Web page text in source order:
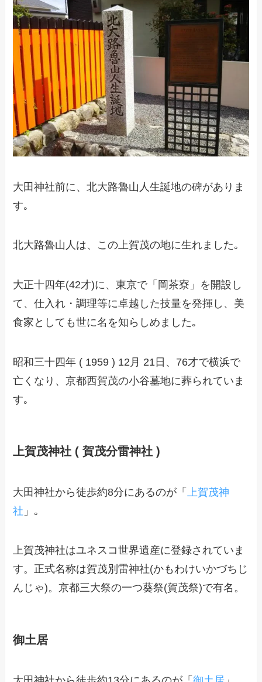
大田神社前に、北大路魯山人生誕地の碑がありま
す｡
北大路魯山人は、この上賀茂の地に生れました｡
大正十四年(42才)に、東京で「岡茶寮」を開設し
て、仕入れ・調理等に卓越した技量を発揮し、美
食家としても世に名を知らしめました｡
昭和三十四年 ( 1959 ) 12月 21日、76才で横浜で
亡くなり、京都西賀茂の小谷墓地に葬られていま
す｡
上賀茂神社 ( 賀茂分雷神社 )
大田神社から徒歩約8分にあるのが「
上賀茂神
社 」｡
上賀茂神社はユネスコ世界遺産に登録されていま
す。正式名称は賀茂別雷神社(かもわけいかづちじ
んじゃ)。京都三大祭の一つ葵祭(賀茂祭)で有名。
御土居